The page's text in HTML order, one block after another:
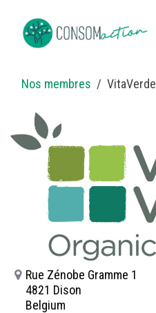
Nos membres VitaVerde
Rue Zénobe Gramme 1
4821 Dison
Belgium